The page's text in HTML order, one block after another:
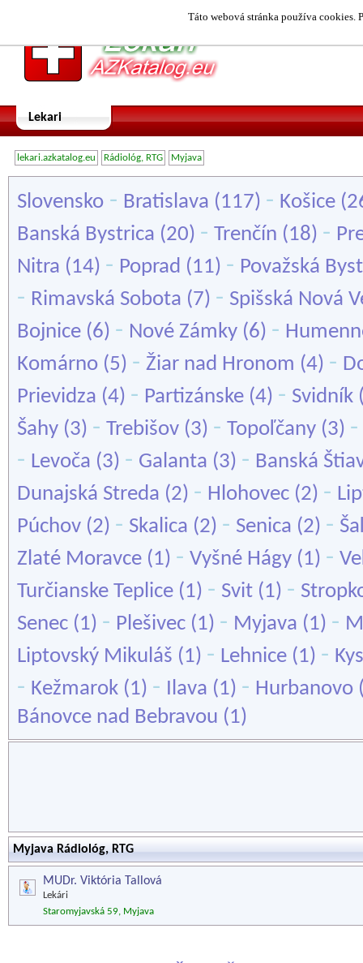
Táto webová stránka používa cookies.
Lekari
lekari.azkatalog.eu Rádiológ, RTG Myjava
Slovensko - Bratislava (117) - Košice
Banská Bystrica (20) - Trenčín (18) -
Nitra (14) - Poprad (11) - Považská
- Rimavská Sobota (7) - Spišská Nová
Bojnice (6) - Nové Zámky (6) -
Komárno (5) - Žiar nad Hronom (4) -
Prievidza (4) - Partizánske (4) - Svidník
Šahy (3) - Trebišov (3) - Topoľčany (3) -
- Levoča (3) - Galanta (3) - Banská
Dunajská Streda (2) - Hlohovec (2) -
Púchov (2) - Skalica (2) - Senica (2) -
Zlaté Moravce (1) - Vyšné Hágy (1) -
Turčianske Teplice (1) - Svit (1) -
Senec (1) - Plešivec (1) - Myjava (1) -
Liptovský Mikuláš (1) - Lehnice (1) -
- Kežmarok (1) - Ilava (1) - Hurbanovo
Bánovce nad Bebravou (1)
Myjava Rádiológ, RTG
MUDr. Viktória Tallová
Lekári
Staromyjavská 59, Myjava